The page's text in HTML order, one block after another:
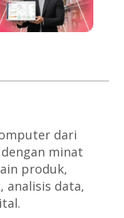
dari
minat
produk,
analisis data,